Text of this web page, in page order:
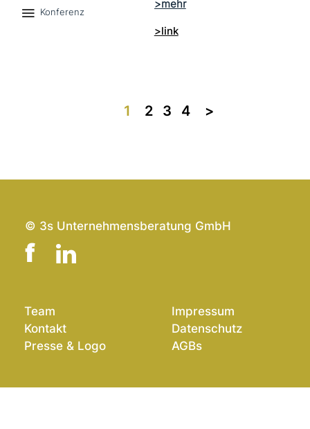
Konferenz
>link
1 2 3 4 >>
© 3s Unternehmensberatung GmbH
Team
Kontakt
Presse & Logo
Impressum
Datenschutz
AGBs